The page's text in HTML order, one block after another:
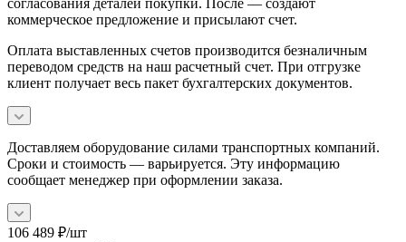
коммерческое предложение и присылают счет.
Оплата выставленных счетов производится безналичным
переводом средств на наш расчетный счет. При отгрузке
клиент получает весь пакет бухгалтерских документов.
Доставляем оборудование силами транспортных компаний.
Сроки и стоимость — варьируется. Эту информацию
сообщает менеджер при оформлении заказа.
106 489 ₽/шт